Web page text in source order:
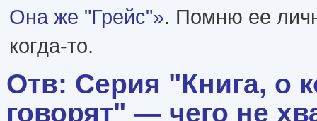
Она же "Грейс"». Помню ее
когда-то.
Отв: Серия "Книга, о
говорят" — чего не